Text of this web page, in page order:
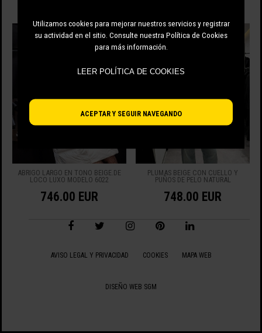
Utilizamos cookies para mejorar nuestros servicios y registrar
su actividad en el sitio. Consulte nuestra Política de Cookies
para más información.
ACEPTAR Y SEGUIR NAVEGANDO
ABRIGO LARGO EN TONO BEIGE.DE
LOCO LUXO MODELO 6022
746.00 EUR
PLUMAS BEIGE CON CUELLO Y
PUÑOS DE PELO NATURAL
748.00 EUR
VIENDO 0 - 2 DE 2 ARTÍCULOS
AVISO LEGAL Y PRIVACIDAD COOKIES MAPA WEB
DISEÑO WEB SGM
LEER POLÍTICA DE COOKIES